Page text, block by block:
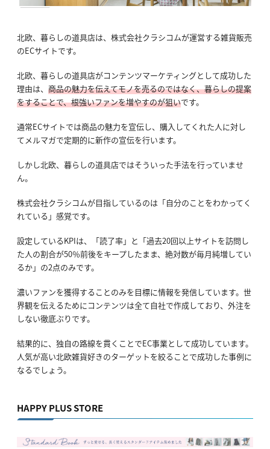
北欧、暮らしの道具店は、株式会社クラシコムが運営する雑貨販売
のECサイトです。
北欧、暮らしの道具店がコンテンツマーケティングとして成功した
理由は、 商品の魅力を伝えてモノを売るのではなく、暮らしの提案
をすることで、根強いファンを増やすのが狙いです。
通常ECサイトでは商品の魅力を宣伝し、購入してくれた人に対し
てメルマガで定期的に新作の宣伝を行います。
しかし北欧、暮らしの道具店ではそういった手法を行っていませ
ん。
株式会社クラシコムが目指しているのは「自分のことをわかってく
れている」感覚です。
設定しているKPIは、「読了率」と「過去20回以上サイトを訪問し
た人の割合が50％前後をキープしたまま、絶対数が毎月純増してい
るか」の2点のみです。
濃いファンを獲得することのみを目標に情報を発信しています。世
界観を伝えるためにコンテンツは全て自社で作成しており、外注を
しない徹底ぶりです。
結果的に、独自の路線を貫くことでEC事業として成功しています。
人気が高い北欧雑貨好きのターゲットを絞ることで成功した事例に
なるでしょう。
HAPPY PLUS STORE